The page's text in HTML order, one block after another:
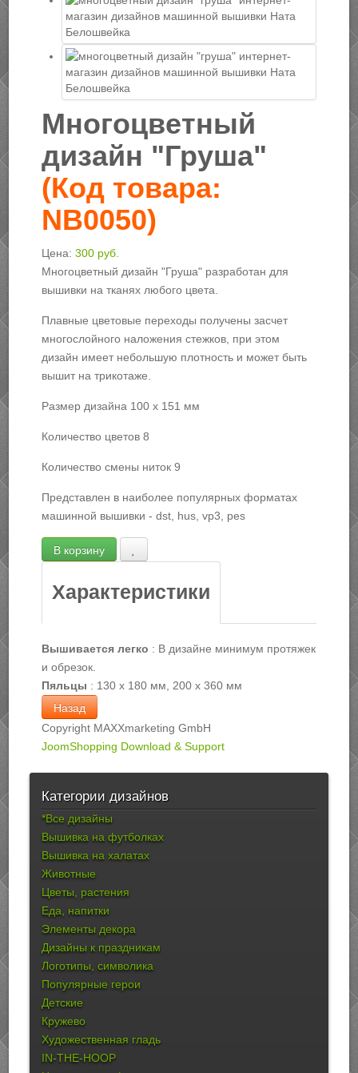
Многоцветный
дизайн "Груша"
(Код товара:
NB0050)
Цена: 300 руб.
Многоцветный дизайн "Груша" разработан для
вышивки на тканях любого цвета.
Плавные цветовые переходы получены засчет
многослойного наложения стежков, при этом
дизайн имеет небольшую плотность и может быть
вышит на трикотаже.
Размер дизайна 100 х 151 мм
Количество цветов 8
Количество смены ниток 9
Представлен в наиболее популярных форматах
машинной вышивки - dst, hus, vp3, pes
Характеристики
Вышивается легко : В дизайне минимум протяжек
и обрезок.
Пяльцы : 130 х 180 мм, 200 х 360 мм
Copyright MAXXmarketing GmbH
JoomShopping Download & Support
Категории дизайнов
*Все дизайны
Вышивка на футболках
Вышивка на халатах
Животные
Цветы, растения
Еда, напитки
Элементы декора
Дизайны к праздникам
Логотипы, символика
Популярные герои
Детские
Кружево
Художественная гладь
IN-THE-HOOP